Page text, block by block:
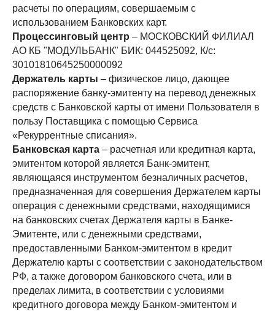
расчеты по операциям, совершаемым с
использованием Банковских карт.
Процессинговый центр – МОСКОВСКИЙ ФИЛИАЛ
АО КБ "МОДУЛЬБАНК" БИК: 044525092, К/c:
30101810645250000092
Держатель карты – физическое лицо, дающее
распоряжение банку-эмитенту на перевод денежных
средств с Банковской карты от имени Пользователя в
пользу Поставщика с помощью Сервиса
«Рекуррентные списания».
Банковская карта – расчетная или кредитная карта,
эмитентом которой является Банк-эмитент,
являющаяся инструментом безналичных расчетов,
предназначенная для совершения Держателем карты
операция с денежными средствами, находящимися
на банковских счетах Держателя карты в Банке-
Эмитенте, или с денежными средствами,
предоставленными Банком-эмитентом в кредит
Держателю карты с соответствии с законодательством
РФ, а также договором банковского счета, или в
пределах лимита, в соответствии с условиями
кредитного договора между Банком-эмитентом и